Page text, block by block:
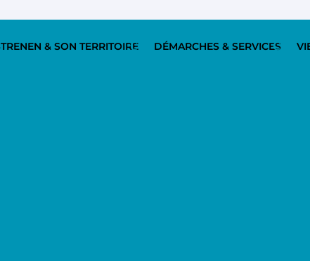
& SON TERRITOIRE DÉMARCHES & SERVICES